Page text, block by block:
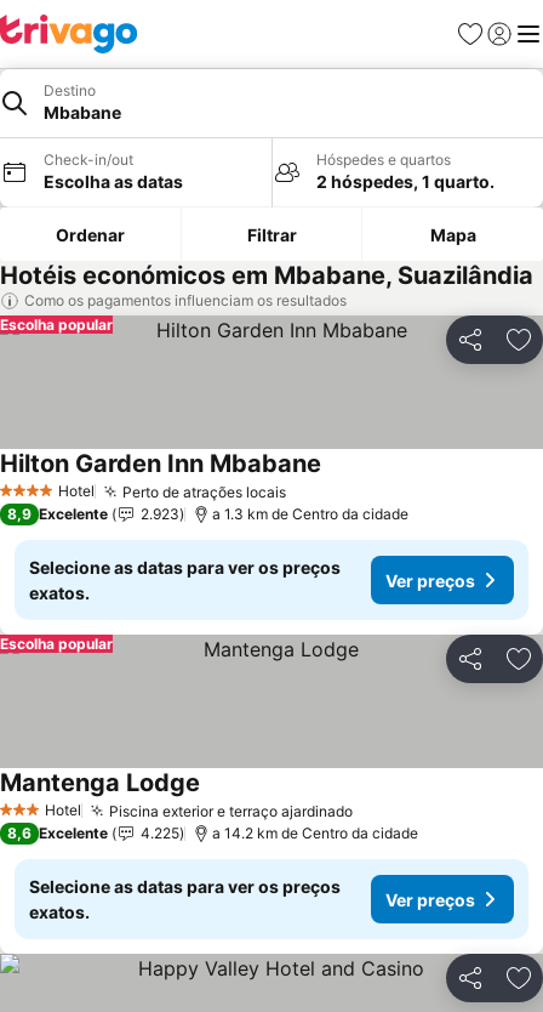
Favoritos
Iniciar
Destino
Mbabane
Check-in/out
Escolha as datas
Hóspedes e quartos
2 hóspedes, 1 quarto.
Ordenar Filtrar Mapa
Hotéis económicos em Mbabane, Suazilândia
Como os pagamentos influenciam os resultados
Partilhar
Escolha popular
4 EstrelasHotel Perto de atrações locais
Hilton Garden Inn Mbabane
8,9 Excelente 2.923 a 1.3 km de Centro da cidade
Selecione as datas para ver os preços
exatos.
Ver preços
Partilhar
Escolha popular
3 EstrelasHotel Piscina exterior e terraço ajardinado
Mantenga Lodge
8,6 Excelente 4.225 a 14.2 km de Centro da cidade
Selecione as datas para ver os preços
exatos.
Ver preços
Partilhar